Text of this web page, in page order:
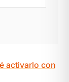
activarlo con